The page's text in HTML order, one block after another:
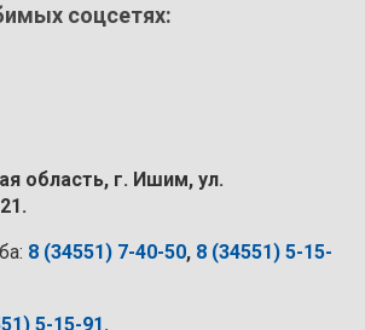
соцсетях:
область, г. Ишим, ул.
8 (34551) 7-40-50, 8 (34551) 5-15-
5-15-91.